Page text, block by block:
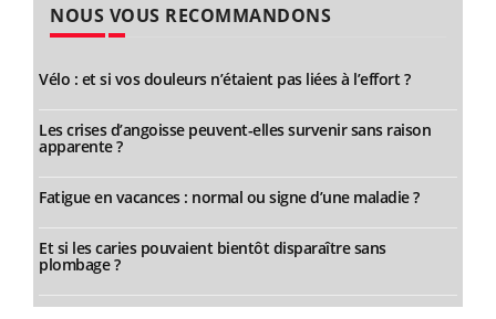
NOUS VOUS RECOMMANDONS
Vélo : et si vos douleurs n’étaient pas liées à l’effort ?
Les crises d’angoisse peuvent-elles survenir sans raison
apparente ?
Fatigue en vacances : normal ou signe d’une maladie ?
Et si les caries pouvaient bientôt disparaître sans
plombage ?